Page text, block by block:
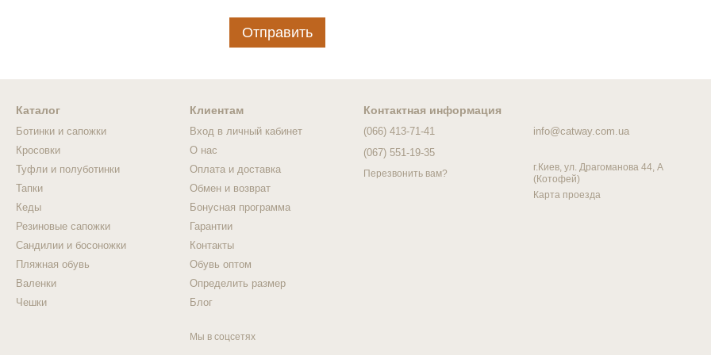
Отправить
Каталог
Ботинки и сапожки
Кросовки
Туфли и полуботинки
Тапки
Кеды
Резиновые сапожки
Сандилии и босоножки
Пляжная обувь
Валенки
Чешки
Клиентам
Вход в личный кабинет
О нас
Оплата и доставка
Обмен и возврат
Бонусная программа
Гарантии
Контакты
Обувь оптом
Определить размер
Блог
Мы в соцсетях
Контактная информация
(066) 413-71-41
(067) 551-19-35
Перезвонить вам?
info@catway.com.ua
г.Киев, ул. Драгоманова 44, А
(Котофей)
Карта проезда